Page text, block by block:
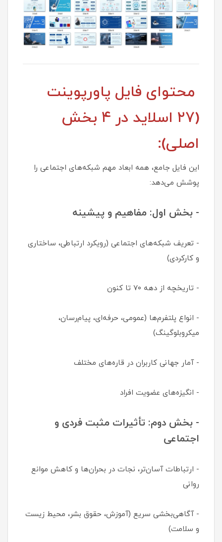
محتوای فایل پاورپوینت
(۲۷ اسلاید در ۴ بخش
اصلی):
این فایل جامع، همه ابعاد مهم شبکه‌های اجتماعی را
پوشش می‌دهد:
- بخش اول: مفاهیم و پیشینه
- تعریف شبکه‌های اجتماعی (رویکرد ارتباطی، ساختاری
و کارکردی)
- تاریخچه از دهه ۷۰ تا کنون
- انواع پلتفرم‌ها (عمومی، حرفه‌ای، پیام‌رسان،
میکروبلوگینگ)
- آمار جهانی کاربران در قاره‌های مختلف
- انگیزه‌های عضویت افراد
- بخش دوم: تأثیرات مثبت فردی و
اجتماعی
- ارتباطات آسان‌تر، نجات در بحران‌ها و کاهش موانع
روانی
- آگاهی‌بخشی سریع (آموزش، حقوق بشر، محیط زیست
و سلامت)